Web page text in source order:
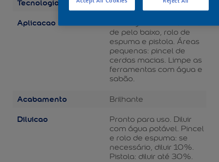
Balance
Aplicacao
de pelo baixo, rolo de
espuma e pistola. Áreas
pequenas: pincel de
cerdas macias. Limpe as
ferramentas com água e
sabão.
Acabamento Brilhante
Diluicao
Pronto para uso. Diluir
com água potável. Pincel
e rolo de espuma: se
necessário, diluir 10%.
Pistola: diluir até 30%.